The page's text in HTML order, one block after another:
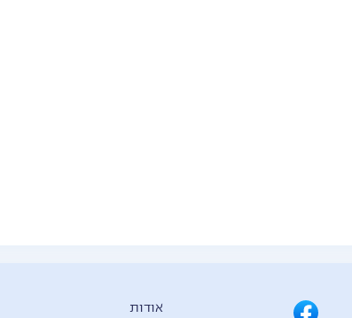
אודות